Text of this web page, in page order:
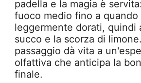
padella e la magia è
fuoco medio fino a quando
leggermente dorati, quindi
succo e la scorza di
passaggio dà vita a
olfattiva che anticipa la
finale.